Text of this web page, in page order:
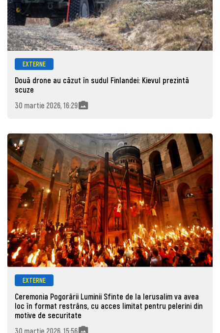
EXTERNE
Două drone au căzut în sudul Finlandei: Kievul prezintă
scuze
30 martie 2026, 16:29
EXTERNE
Ceremonia Pogorârii Luminii Sfinte de la Ierusalim va avea
loc în format restrâns, cu acces limitat pentru pelerini din
motive de securitate
30 martie 2026, 15:56